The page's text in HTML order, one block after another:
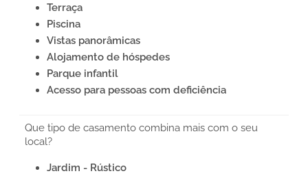
Terraça
Piscina
Vistas panorâmicas
Alojamento de hóspedes
Parque infantil
Acesso para pessoas com deficiência
Que tipo de casamento combina mais com o seu
local?
Jardim - Rústico